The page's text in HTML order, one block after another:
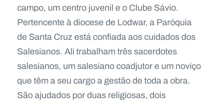
campo, um centro juvenil e o Clube Sávio.
Pertencente à diocese de Lodwar, a Paróquia
de Santa Cruz está confiada aos cuidados dos
Salesianos. Ali trabalham três sacerdotes
salesianos, um salesiano coadjutor e um noviço
que têm a seu cargo a gestão de toda a obra.
São ajudados por duas religiosas, dois